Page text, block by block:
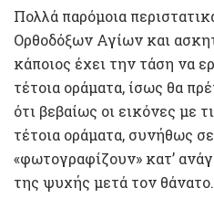
Πολλά παρόμοια
Ορθοδόξων Αγίων και
κάποιος έχει την τάση να
τέτοια οράματα, ίσως θα
ότι βεβαίως οι εικόνες με
τέτοια οράματα, συνήθως
«φωτογραφίζουν» κατ’
της ψυχής μετά τον θάνατο.